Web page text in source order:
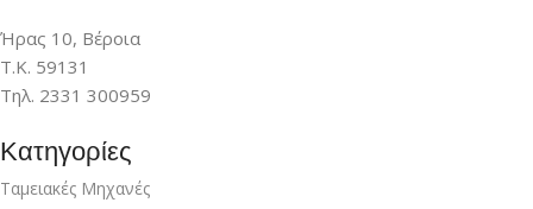
Ήρας 10, Βέροια
Τ.Κ. 59131
Τηλ. 2331 300959
Κατηγορίες
Ταμειακές Μηχανές